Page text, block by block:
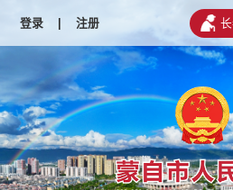
登录 | 注册